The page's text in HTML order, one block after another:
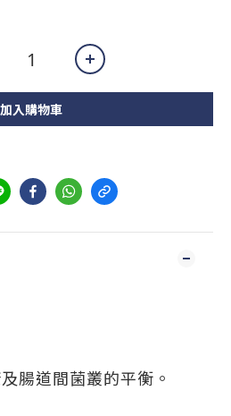
加入購物車
腸道間菌叢的平衡。